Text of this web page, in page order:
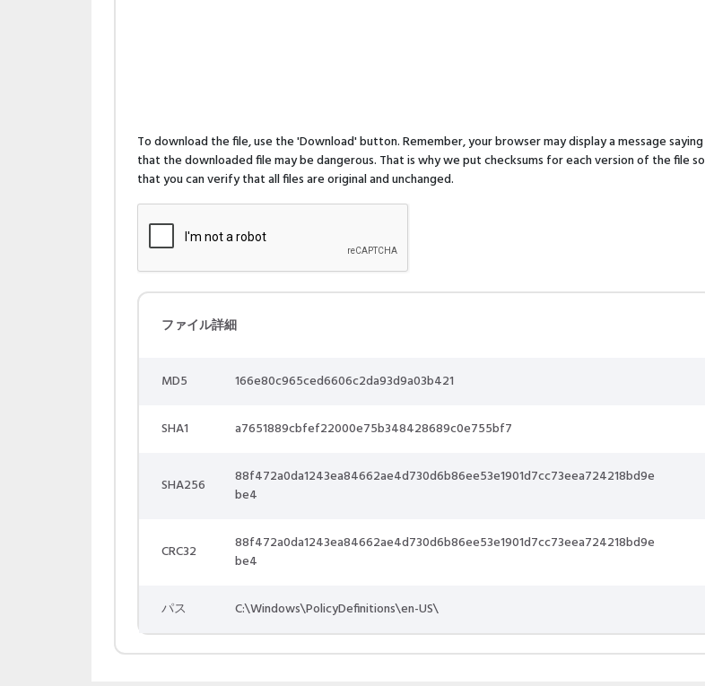
To download the file, use the 'Download' button. Remember, your browser may display a message saying
that the downloaded file may be dangerous. That is why we put checksums for each version of the file so
that you can verify that all files are original and unchanged.
ファイル詳細
MD5 166e80c965ced6606c2da93d9a03b421
SHA1 a7651889cbfef22000e75b348428689c0e755bf7
SHA256
88f472a0da1243ea84662ae4d730d6b86ee53e1901d7cc73eea724218bd9e
be4
CRC32
88f472a0da1243ea84662ae4d730d6b86ee53e1901d7cc73eea724218bd9e
be4
パス C:\Windows\PolicyDefinitions\en-US\